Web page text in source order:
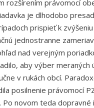
rozšírením právomocí
je dlhodobo
prispieť k
jednostranne
nad verejným
aby výber meraných
v rukách obcí.
posilnenie právomocí
novom teda